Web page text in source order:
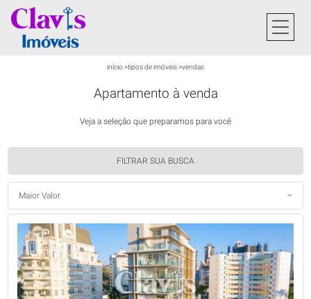
início>tipos de imóveis>vendas
Apartamento à venda
Veja a seleção que preparamos para você
FILTRAR SUA BUSCA
Maior Valor